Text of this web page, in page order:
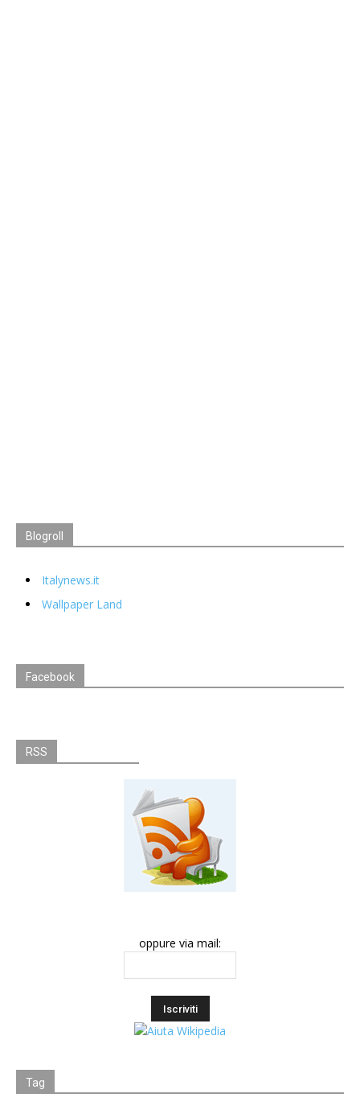
Blogroll
Italynews.it
Wallpaper Land
Facebook
RSS
oppure via mail:
Tag